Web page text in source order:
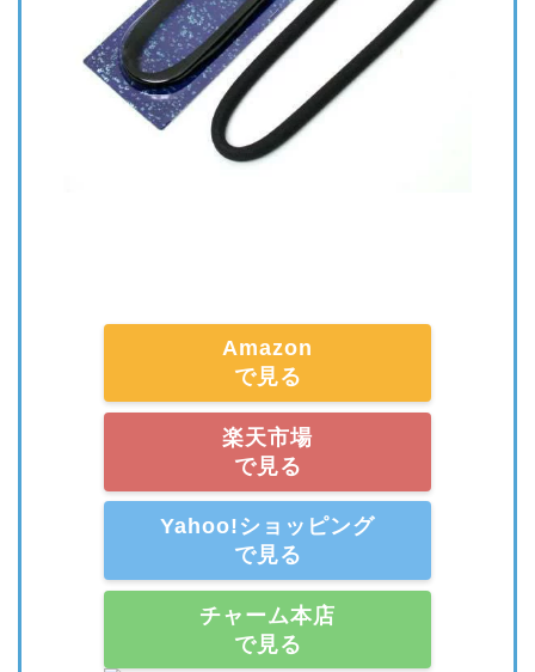
Amazon
で見る
楽天市場
で見る
Yahoo!ショッピング
で見る
チャーム本店
で見る